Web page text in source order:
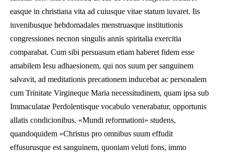
easque in christiana vita ad cuiusque vitae statum iuvaret. Iis
iuvenibusque hebdomadales menstruasque institutionis
congressiones necnon singulis annis spiritalia exercitia
comparabat. Cum sibi persuasum etiam haberet fidem esse
amabilem Iesu adhaesionem, qui nos suum per sanguinem
salvavit, ad meditationis precationem inducebat ac personalem
cum Trinitate Virgineque Maria necessitudinem, quam ipsa sub
Immaculatae Perdolentisque vocabulo venerabatur, opportunis
allatis condicionibus. «Mundi reformationi» studens,
quandoquidem «Christus pro omnibus suum effudit
effusurusque est sanguinem, quoniam veluti fons, immo